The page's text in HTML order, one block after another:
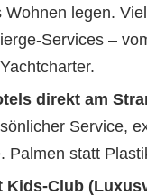
Wohnen legen.
Services –
direkt am
Service,
Palmen statt
Kids-Club